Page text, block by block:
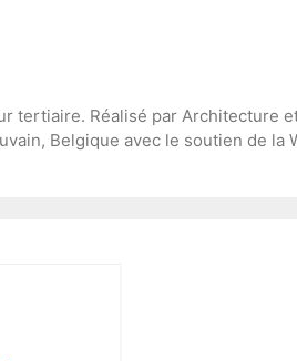
tertiaire. Réalisé par Architecture
Belgique avec le soutien de la